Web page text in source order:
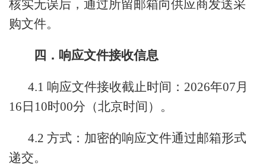
核实无误后，通过所留邮箱向供应商发送采
购文件。
四．响应文件接收信息
4.1 响应文件接收截止时间：2026年07月
16日10时00分（北京时间）。
4.2 方式：加密的响应文件通过邮箱形式
递交。